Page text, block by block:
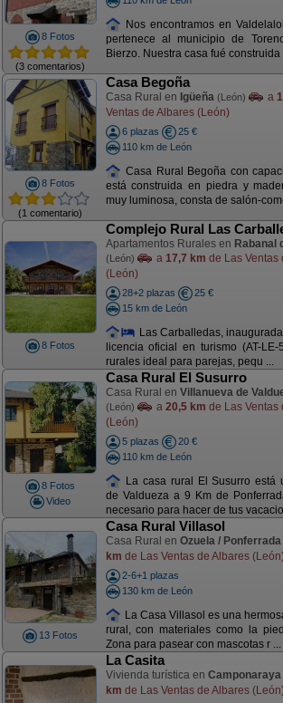
8 Fotos
(3 comentarios)
Nos encontramos en
pertenece al municipio de
Bierzo. Nuestra casa fué construida
8 Fotos
(1 comentario)
Casa Begoña
Casa Rural en Igüeña (León) a
Ventas de Albares (León)
6 plazas
25 €
110 km de León
Casa Rural Begoña con
está construida en piedra y
muy luminosa, consta de salón-
8 Fotos
Complejo Rural Las
Apartamentos Rurales en Rabanal
(León) a 17,7 km de Las Ventas
(León)
28+2 plazas
25 €
15 km de León
Las Carballedas,
licencia oficial en turismo (AT-
rurales ideal para parejas, pequ ...
8 Fotos
Video
Casa Rural El Susurro
Casa Rural en Villanueva de
(León) a 20,5 km de Las Ventas
(León)
5 plazas
20 €
110 km de León
La casa rural El Susurro está
de Valdueza a 9 Km de
necesario para hacer de tus
13 Fotos
Casa Rural Villasol
Casa Rural en Ozuela / Ponferrada
km de Las Ventas de Albares (León)
2-6+1 plazas
130 km de León
La Casa Villasol es una
rural, con materiales como la
Zona para pasear con mascotas r ...
La Casita
Vivienda turística en Camponaraya
km de Las Ventas de Albares (León)